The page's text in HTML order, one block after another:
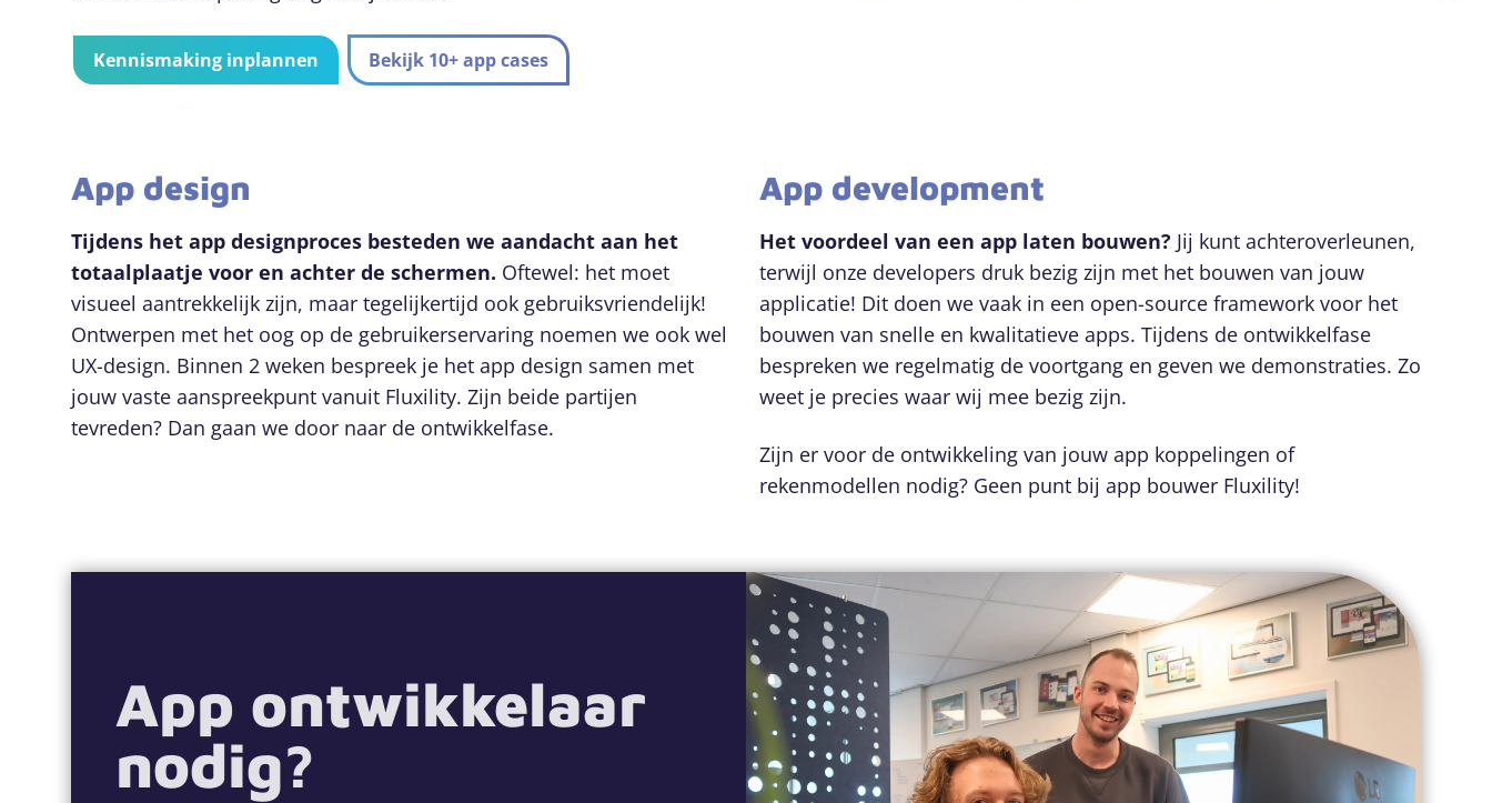
Kennismaking inplannen Bekijk 10+ app cases
App design
Tijdens het app designproces besteden we aandacht aan het
totaalplaatje voor en achter de schermen. Oftewel: het moet
visueel aantrekkelijk zijn, maar tegelijkertijd ook gebruiksvriendelijk!
Ontwerpen met het oog op de gebruikerservaring noemen we ook wel
UX-design. Binnen 2 weken bespreek je het app design samen met
jouw vaste aanspreekpunt vanuit Fluxility. Zijn beide partijen
tevreden? Dan gaan we door naar de ontwikkelfase.
App development
Het voordeel van een app laten bouwen? Jij kunt achteroverleunen,
terwijl onze developers druk bezig zijn met het bouwen van jouw
applicatie! Dit doen we vaak in een open-source framework voor het
bouwen van snelle en kwalitatieve apps. Tijdens de ontwikkelfase
bespreken we regelmatig de voortgang en geven we demonstraties. Zo
weet je precies waar wij mee bezig zijn.
Zijn er voor de ontwikkeling van jouw app koppelingen of
rekenmodellen nodig? Geen punt bij app bouwer Fluxility!
App ontwikkelaar
nodig?